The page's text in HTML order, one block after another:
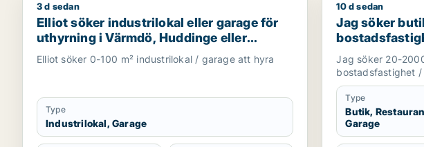
Elliot söker industrilokal eller garage för uthyrning i Värmdö, Huddinge
3 d sedan
Elliot söker industrilokal eller garage för
uthyrning i Värmdö, Huddinge eller
Botkyrka m.fl.
Elliot söker 0-100 m² industrilokal / garage att hyra
Type
Industrilokal, Garage
Jag söker
10 d sedan
Jag söker
salu i
Jag söker 20-
bostadsfastighet
Type
Butik,
Garage